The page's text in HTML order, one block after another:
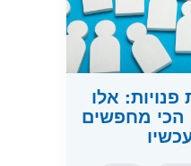
פנויות: אלו
מחפשים